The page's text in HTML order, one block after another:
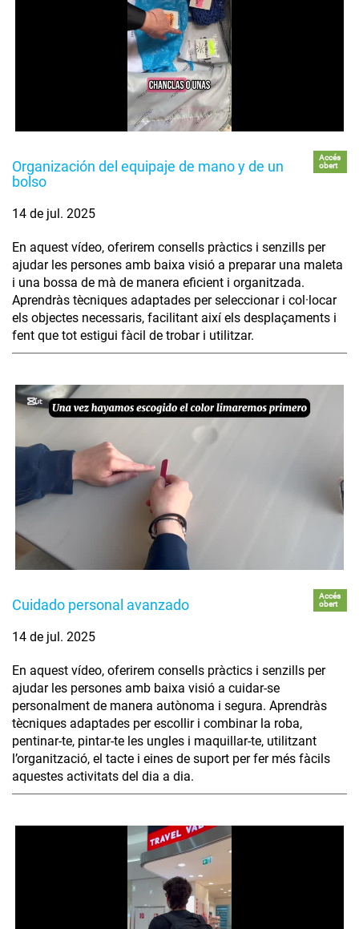
Organización del equipaje de mano y de un
bolso
Accés
obert
14 de jul. 2025
En aquest vídeo, oferirem consells pràctics i senzills per
ajudar les persones amb baixa visió a preparar una maleta
i una bossa de mà de manera eficient i organitzada.
Aprendràs tècniques adaptades per seleccionar i col·locar
els objectes necessaris, facilitant així els desplaçaments i
fent que tot estigui fàcil de trobar i utilitzar.
Cuidado personal avanzado
Accés
obert
14 de jul. 2025
En aquest vídeo, oferirem consells pràctics i senzills per
ajudar les persones amb baixa visió a cuidar-se
personalment de manera autònoma i segura. Aprendràs
tècniques adaptades per escollir i combinar la roba,
pentinar-te, pintar-te les ungles i maquillar-te, utilitzant
l’organització, el tacte i eines de suport per fer més fàcils
aquestes activitats del dia a dia.